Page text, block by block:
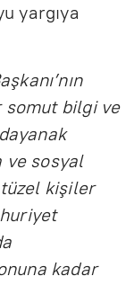
yargıya
somut bilgi ve
ve sosyal
kişiler
kadar